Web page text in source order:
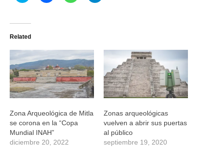
Twitter
abre
una
ventana
nueva)
una
ventana
nueva)
una
ventana
nueva)
una
ventana
nueva)
Related
Zona Arqueológica de Mitla
se corona en la “Copa
Mundial INAH”
diciembre 20, 2022
Zonas arqueológicas
vuelven a abrir sus puertas
al público
septiembre 19, 2020